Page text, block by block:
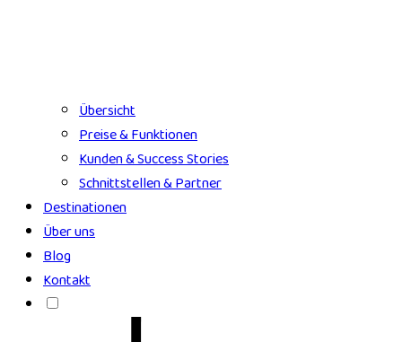
Übersicht
Preise & Funktionen
Kunden & Success Stories
Schnittstellen & Partner
Destinationen
Über uns
Blog
Kontakt